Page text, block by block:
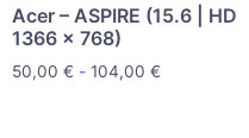
Acer – ASPIRE (15.6 | HD
1366 x 768)
50,00 € - 104,00 €